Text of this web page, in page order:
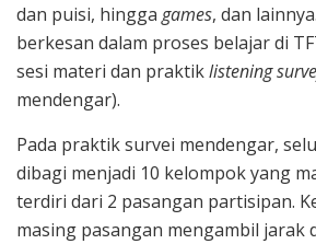
dan puisi, hinggagames, dan
berkesan dalam proses belajar di
sesi materi dan praktiklistening
mendengar).
Pada praktik survei mendengar,
dibagi menjadi 10 kelompok yang
terdiri dari 2 pasangan partisipan.
masing pasangan mengambil jarak